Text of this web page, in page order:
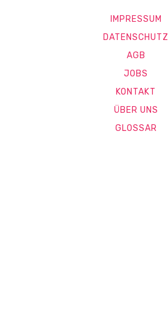
IMPRESSUM
DATENSCHUTZ
AGB
JOBS
KONTAKT
ÜBER UNS
GLOSSAR